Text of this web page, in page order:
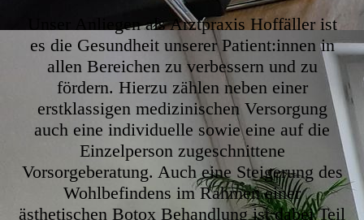
Unser Anliegen als Arztpraxis Hoffäller ist
es die Gesundheit unserer Patient:innen in
allen Bereichen zu verbessern und zu
fördern. Hierzu zählen neben einer
erstklassigen medizinischen Versorgung
auch eine individuelle sowie eine auf die
Einzelperson zugeschnittene
Vorsorgeberatung. Auch eine Steigerung des
Wohlbefindens im Rahmen einer
ästhetischen Botox Behandlung ist dabei Teil